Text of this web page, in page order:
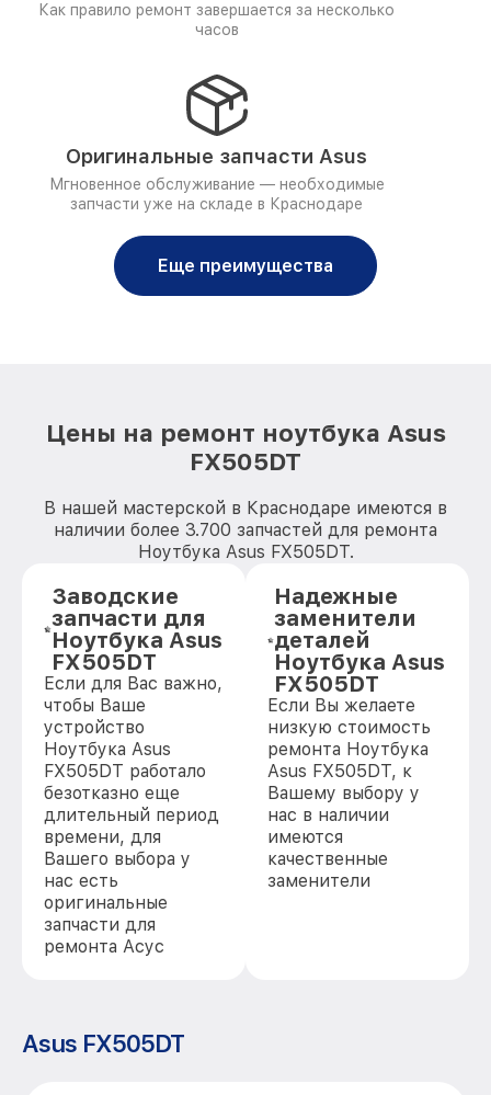
Как правило ремонт завершается за несколько
часов
Оригинальные запчасти Asus
Мгновенное обслуживание — необходимые
запчасти уже на складе в Краснодаре
Еще преимущества
Цены на ремонт ноутбука Asus
FX505DT
В нашей мастерской в Краснодаре имеются в
наличии более 3.700 запчастей для ремонта
Ноутбука Asus FX505DT.
Заводские
запчасти для
Ноутбука Asus
FX505DT
Если для Вас важно,
чтобы Ваше
устройство
Ноутбука Asus
FX505DT работало
безотказно еще
длительный период
времени, для
Вашего выбора у
нас есть
оригинальные
запчасти для
ремонта Асус
Надежные
заменители
деталей
Ноутбука Asus
FX505DT
Если Вы желаете
низкую стоимость
ремонта Ноутбука
Asus FX505DT, к
Вашему выбору у
нас в наличии
имеются
качественные
заменители
Asus FX505DT